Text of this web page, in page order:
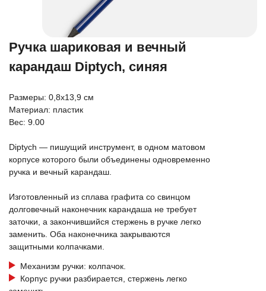
Ручка шариковая и вечный
карандаш Diptych, синяя
Размеры: 0,8х13,9 см
Материал: пластик
Вес: 9.00
Diptych — пишущий инструмент, в одном матовом
корпусе которого были объединены одновременно
ручка и вечный карандаш.
Изготовленный из сплава графита со свинцом
долговечный наконечник карандаша не требует
заточки, а закончившийся стержень в ручке легко
заменить. Оба наконечника закрываются
защитными колпачками.
Механизм ручки: колпачок.
Корпус ручки разбирается, стержень легко